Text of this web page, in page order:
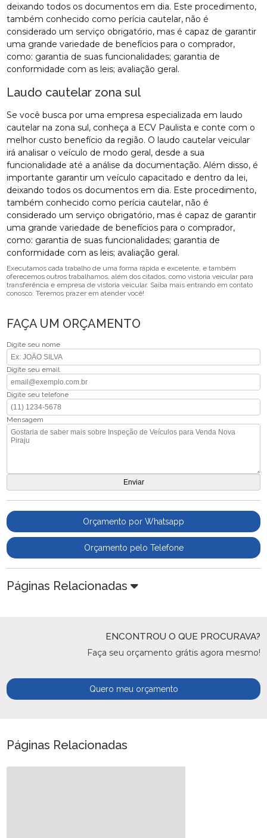
deixando todos os documentos em dia. Este procedimento,
também conhecido como perícia cautelar, não é
considerado um serviço obrigatório, mas é capaz de garantir
uma grande variedade de benefícios para o comprador,
como: garantia de suas funcionalidades; garantia de
conformidade com as leis; avaliação geral.
Laudo cautelar zona sul
Se você busca por uma empresa especializada em laudo
cautelar na zona sul, conheça a ECV Paulista e conte com o
melhor custo benefício da região. O laudo cautelar veicular
irá analisar o veículo de modo geral, desde a sua
funcionalidade até a análise da documentação. Além disso, é
importante garantir um veículo capacitado e dentro da lei,
deixando todos os documentos em dia. Este procedimento,
também conhecido como perícia cautelar, não é
considerado um serviço obrigatório, mas é capaz de garantir
uma grande variedade de benefícios para o comprador,
como: garantia de suas funcionalidades; garantia de
conformidade com as leis; avaliação geral.
Executamos cada trabalho de uma forma rápida e excelente, e também
oferecemos outros trabalhamos, além dos citados, como vistoria veicular para
transferência e empresa de vistoria veicular. Saiba mais entrando em contato
conosco. Teremos prazer em atender você!
FAÇA UM ORÇAMENTO
Digite seu nome
Digite seu email
Digite seu telefone
Mensagem
Orçamento por Whatsapp
Orçamento pelo Telefone
Páginas Relacionadas
ENCONTROU O QUE PROCURAVA?
Faça seu orçamento grátis agora mesmo!
Quero meu orçamento
Páginas Relacionadas